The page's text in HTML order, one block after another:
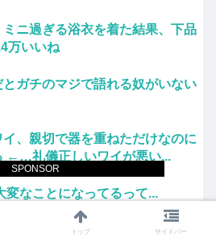
SPONSOR
ミニ過ぎる浴衣を着た結果、下品
万いいね
ガチのマジで語れる奴がいない
イ、親切で器を重ねただけなのに
←…礼儀正しいワイが悪い...
変なことになってるって...
究極の二択を利用者に迫ってし
トップ サイドバー